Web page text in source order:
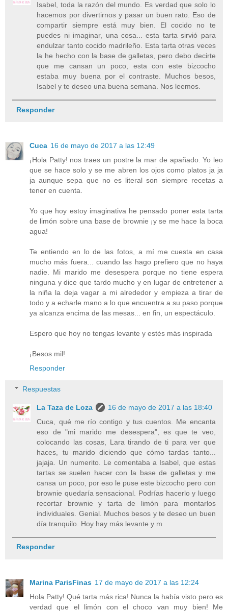
Isabel, toda la razón del mundo. Es verdad que solo lo
hacemos por divertirnos y pasar un buen rato. Eso de
compartir siempre está muy bien. El cocido no te
puedes ni imaginar, una cosa... esta tarta sirvió para
endulzar tanto cocido madrileño. Esta tarta otras veces
la he hecho con la base de galletas, pero debo decirte
que me cansan un poco, esta con este bizcocho
estaba muy buena por el contraste. Muchos besos,
Isabel y te deseo una buena semana. Nos leemos.
Responder
Cuca 16 de mayo de 2017 a las 12:49
¡Hola Patty! nos traes un postre la mar de apañado. Yo leo
que se hace solo y se me abren los ojos como platos ja ja
ja aunque sepa que no es literal son siempre recetas a
tener en cuenta.
Yo que hoy estoy imaginativa he pensado poner esta tarta
de limón sobre una base de brownie ¡y se me hace la boca
agua!
Te entiendo en lo de las fotos, a mí me cuesta en casa
mucho más fuera... cuando las hago prefiero que no haya
nadie. Mi marido me desespera porque no tiene espera
ninguna y dice que tardo mucho y en lugar de entretener a
la niña la deja vagar a mi alrededor y empieza a tirar de
todo y a echarle mano a lo que encuentra a su paso porque
ya alcanza encima de las mesas... en fin, un espectáculo.
Espero que hoy no tengas levante y estés más inspirada
¡Besos mil!
Responder
Respuestas
La Taza de Loza
16 de mayo de 2017 a las 18:40
Cuca, qué me río contigo y tus cuentos. Me encanta
eso de "mi marido me desespera", es que te veo,
colocando las cosas, Lara tirando de ti para ver que
haces, tu marido diciendo que cómo tardas tanto...
jajaja. Un numerito. Le comentaba a Isabel, que estas
tartas se suelen hacer con la base de galletas y me
cansa un poco, por eso le puse este bizcocho pero con
brownie quedaría sensacional. Podrías hacerlo y luego
recortar brownie y tarta de limón para montarlos
individuales. Genial. Muchos besos y te deseo un buen
día tranquilo. Hoy hay más levante y m
Responder
Marina ParisFinas 17 de mayo de 2017 a las 12:24
Hola Patty! Qué tarta más rica! Nunca la había visto pero es
verdad que el limón con el choco van muy bien! Me